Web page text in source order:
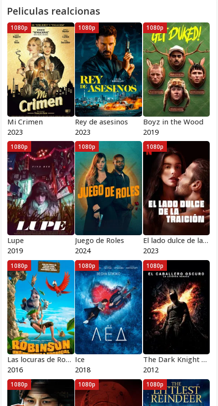
Peliculas realcionas
Mi Crimen
2023
1080p
Rey de asesinos
2023
1080p
Boyz in the Wood
2019
1080p
Lupe
2019
1080p
Juego de Roles
2024
1080p
El lado dulce de la traición
2023
1080p
Las locuras de Robinson Crusoe
2016
1080p
Ice
2018
1080p
The Dark Knight Rises
2012
1080p
1080p 1080p 1080p